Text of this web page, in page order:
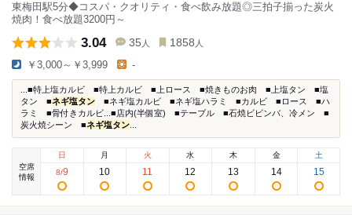
東梅田駅5分◆コスパ・クオリティ・食べ飲み放題◎三拍子揃った炭火
焼肉！食べ放題3200円～
3.04 35 人 1858 人
￥3,000～￥3,999 -
...■特上塩カルビ ■特上カルビ ■上ロース ■焼きものお肉 ■上塩タン ■塩
タン ■ネギ塩タン ■ネギ塩カルビ ■ネギ塩ハラミ ■カルビ ■ロース ■ハ
ラミ ■骨付きカルビ...■店内(半個室) ■テーブル ■石焼ビビンバ、冷メン ■
炭火焼シーン ■ネギ塩タン
空席
情報
日
8/9
月
10
火
11
水
12
木
13
金
14
土
15